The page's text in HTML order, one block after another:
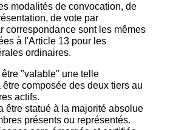
modalités de convocation, de
de vote par
correspondance sont les mêmes
à l'Article 13 pour les
ordinaires.
"valable" une telle
composée des deux tiers au
actifs.
être statué à la majorité absolue
présents ou représentés.